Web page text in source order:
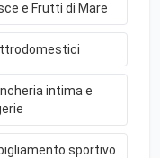
e Frutti di Mare
intima e
sportivo